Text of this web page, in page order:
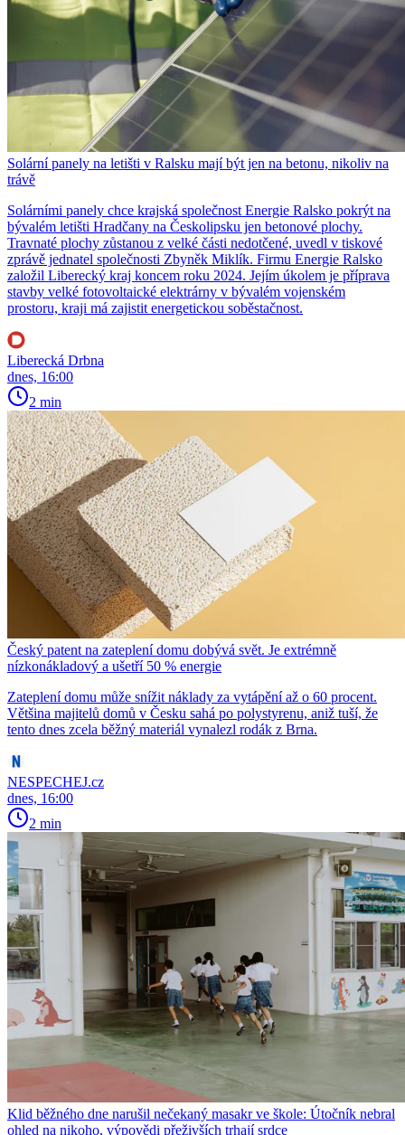
Solární panely na letišti v Ralsku mají být jen na betonu, nikoliv na
trávě
Solárními panely chce krajská společnost Energie Ralsko pokrýt na
bývalém letišti Hradčany na Českolipsku jen betonové plochy.
Travnaté plochy zůstanou z velké části nedotčené, uvedl v tiskové
zprávě jednatel společnosti Zbyněk Miklík. Firmu Energie Ralsko
založil Liberecký kraj koncem roku 2024. Jejím úkolem je příprava
stavby velké fotovoltaické elektrárny v bývalém vojenském
prostoru, kraji má zajistit energetickou soběstačnost.
Liberecká Drbna
dnes, 16:00
2 min
Český patent na zateplení domu dobývá svět. Je extrémně
nízkonákladový a ušetří 50 % energie
Zateplení domu může snížit náklady za vytápění až o 60 procent.
Většina majitelů domů v Česku sahá po polystyrenu, aniž tuší, že
tento dnes zcela běžný materiál vynalezl rodák z Brna.
NESPECHEJ.cz
dnes, 16:00
2 min
Klid běžného dne narušil nečekaný masakr ve škole: Útočník nebral
ohled na nikoho, výpovědi přeživších trhají srdce